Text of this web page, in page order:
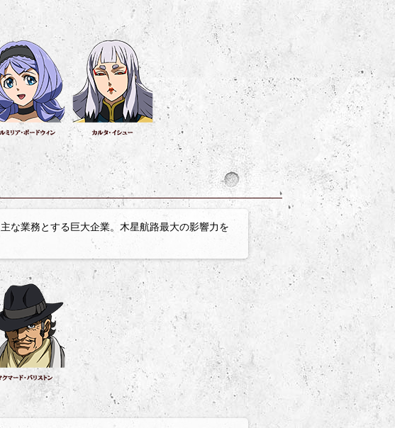
な業務とする巨大企業。木星航路最大の影響力を